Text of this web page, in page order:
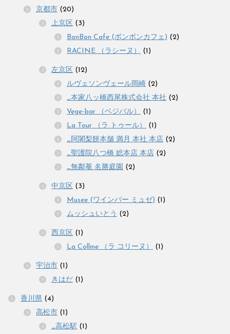
京都市 (20)
上京区 (3)
BonBon Cafe (ボンボンカフェ) (2)
RACINE （ラシーヌ）
(1)
左京区 (12)
ルヴェソンヴェール岡崎 (2)
_本家八ッ橋西尾株式会社 本社 (2)
Vege-bar （ベジバル）
(1)
La Tour （ラ トゥール）
(1)
_阿闍梨餅本舗 満月 本社 本店 (2)
_聖護院八つ橋 総本店 本店 (2)
_無鄰菴 名勝庭園 (2)
中京区 (3)
Musee (ワインバー ミュゼ) (1)
ムッシュいとう (2)
西京区 (1)
La Colline （ラ コリーヌ）
(1)
宇治市 (1)
きはだ (1)
香川県 (4)
高松市 (1)
_高松駅 (1)